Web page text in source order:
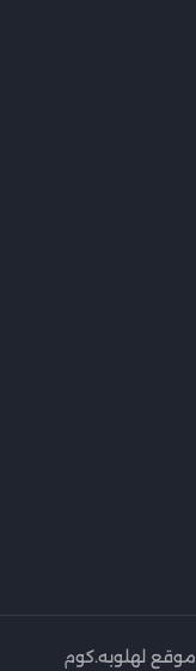
موقع لهلوبه.كوم